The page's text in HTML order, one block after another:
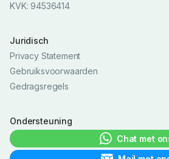
KVK: 94536414
Juridisch
Privacy Statement
Gebruiksvoorwaarden
Gedragsregels
Ondersteuning
Chat met